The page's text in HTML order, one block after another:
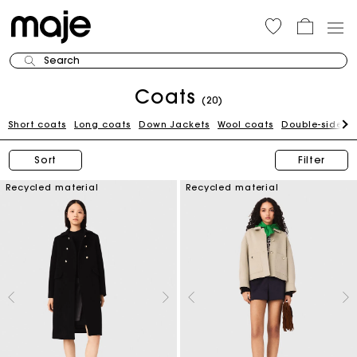
Search
Coats (20)
Short coats Long coats Down Jackets Wool coats Double-sided
Sort Filter
Recycled material Recycled material